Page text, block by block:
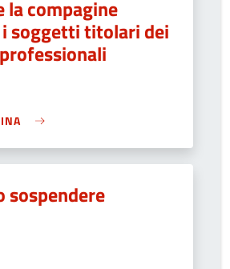
la compagine
soggetti titolari dei
sospendere